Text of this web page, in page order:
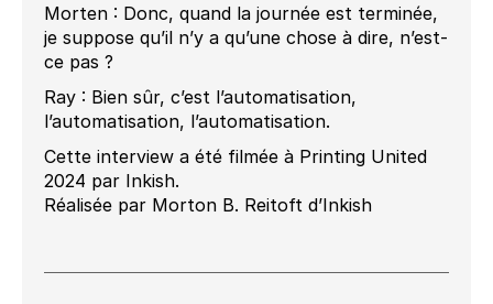
Morten : Donc, quand la journée est terminée,
je suppose qu’il n’y a qu’une chose à dire, n’est-
ce pas ?
Ray : Bien sûr, c’est l’automatisation,
l’automatisation, l’automatisation.
Cette interview a été filmée à Printing United
2024 par Inkish.
Réalisée par Morton B. Reitoft d’Inkish